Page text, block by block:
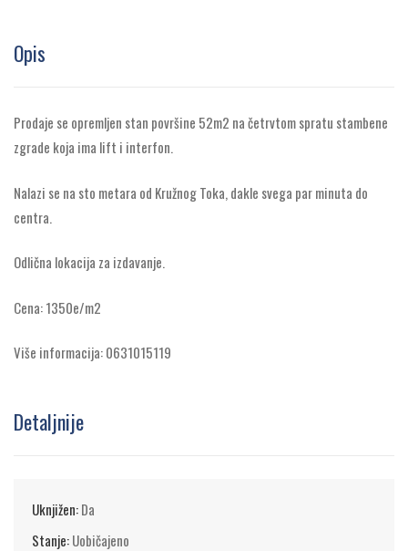
Opis
Prodaje se opremljen stan površine 52m2 na četrvtom spratu stambene
zgrade koja ima lift i interfon.
Nalazi se na sto metara od Kružnog Toka, dakle svega par minuta do
centra.
Odlična lokacija za izdavanje.
Cena: 1350e/m2
Više informacija: 0631015119
Detaljnije
Uknjižen:Da
Stanje:Uobičajeno